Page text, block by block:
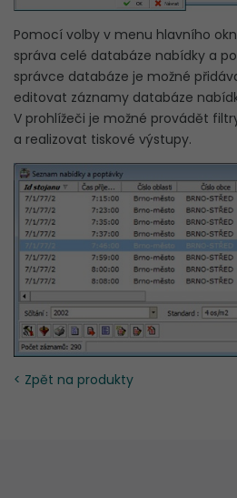
Pomocí volby v menu hlavního
správa celé databáze nabídky a
správce databáze je možné
editovat záznamy databáze
V prohlížeči je možné provádět
a realizovat tiskové výstupy.
< Zpět na produkty